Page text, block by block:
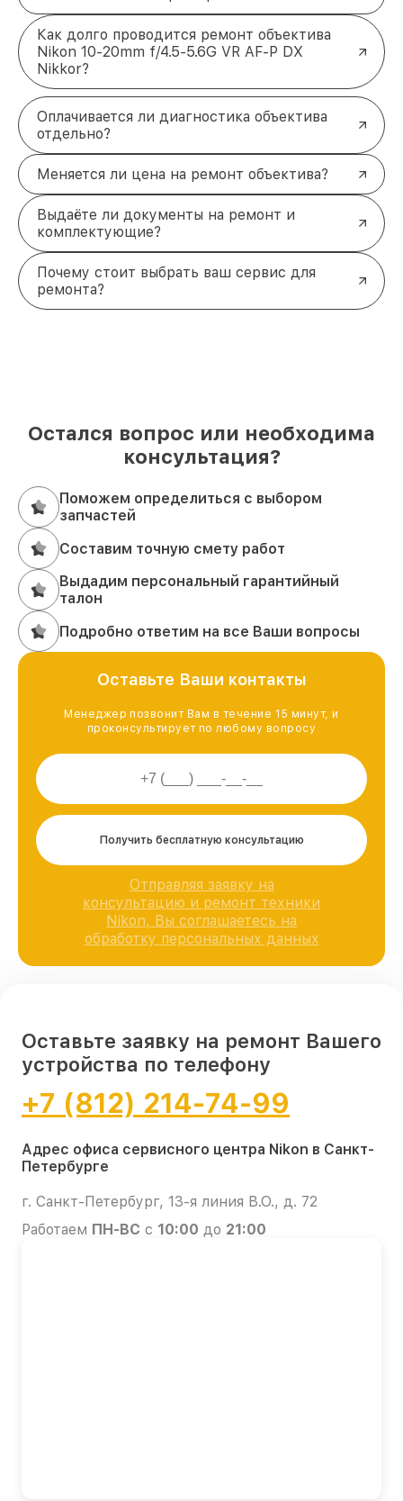
Как долго проводится ремонт объектива
Nikon 10-20mm f/4.5-5.6G VR AF-P DX
Nikkor?
Оплачивается ли диагностика объектива
отдельно?
Меняется ли цена на ремонт объектива?
Выдаёте ли документы на ремонт и
комплектующие?
Почему стоит выбрать ваш сервис для
ремонта?
Остался вопрос или необходима
консультация?
Поможем определиться с выбором
запчастей
Составим точную смету работ
Выдадим персональный гарантийный
талон
Подробно ответим на все Ваши вопросы
Оставьте Ваши контакты
Менеджер позвонит Вам в течение 15 минут, и
проконсультирует по любому вопросу
Получить бесплатную консультацию
Отправляя заявку на
консультацию и ремонт техники
Nikon, Вы соглашаетесь на
обработку персональных данных
Оставьте заявку на ремонт Вашего
устройства по телефону
+7 (812) 214-74-99
Адрес офиса сервисного центра Nikon в Санкт-
Петербурге
г. Санкт-Петербург, 13-я линия В.О., д. 72
Работаем ПН-ВС с 10:00 до 21:00